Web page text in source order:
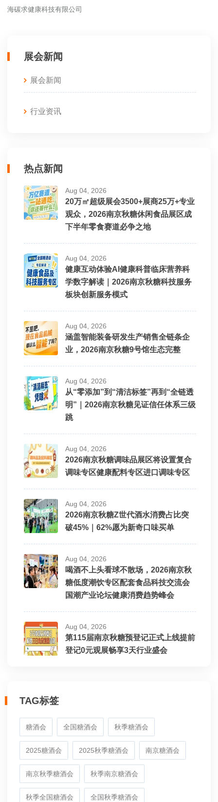
海碳求健康科技有限公司
展会新闻
展会新闻
行业资讯
热点新闻
Aug 04, 2026
20万㎡超级展会3500+展商25万+专业
观众，2026南京秋糖休闲食品展区成
下半年零食赛道必争之地
Aug 04, 2026
健康互动体验AI健康科普临床营养科
学数字解读｜2026南京秋糖科技服务
板块创新服务模式
Aug 04, 2026
涵盖智能装备研发生产销售全链条企
业，2026南京秋糖9号馆生态完整
Aug 04, 2026
从“零添加”到“清洁标签”再到“全链透
明”｜2026南京秋糖见证信任体系三级
跳
Aug 04, 2026
2026南京秋糖调味品展区将设置复合
调味专区健康配料专区进口调味专区
Aug 04, 2026
2026南京秋糖Z世代酒水消费占比突
破45%｜62%愿为新奇口味买单
Aug 04, 2026
喝酒不上头看球不散场，2026南京秋
糖低度潮饮专区配套食品科技交流会
国潮产业论坛健康消费趋势峰会
Aug 04, 2026
第115届南京秋糖预登记正式上线提前
登记0元观展畅享3天行业盛会
TAG标签
糖酒会 全国糖酒会 秋季糖酒会
2025糖酒会 2025秋季糖酒会 南京糖酒会
南京秋季糖酒会 秋季南京糖酒会
秋季全国糖酒会 全国秋季糖酒会